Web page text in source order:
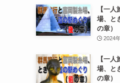
【一
場、と
の章）
2024
【一
場、と
の章）